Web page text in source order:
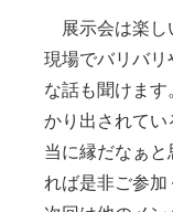
展示会は楽し
現場でバリバ
な話も聞けま
かり出されて
当に縁だなぁ
れば是非ご参加